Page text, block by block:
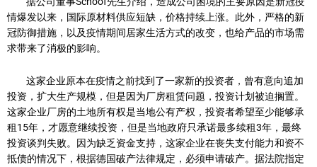
情爆发以来，国际原材料供应短缺，价格持续上涨。此外，严格的新
冠防御措施，以及疫情期间居家生活方式的改变，也给产品的市场需
求带来了消极的影响。
这家企业原本在疫情之前找到了一家新的投资者，曾有意向追加
投资，扩大生产规模，但是因为厂房租赁问题，投资计划被迫搁置。
这家企业厂房的土地所有权是当地公有产权，投资者希望至少能够承
租15年，才愿意继续投资，但是当地政府只承诺最多续租3年，最终
投资谈判失败。因为缺乏资金支持，这家企业在丧失支付能力和资不
抵债的情况下，根据德国破产法律规定，必须申请破产。据法院指定